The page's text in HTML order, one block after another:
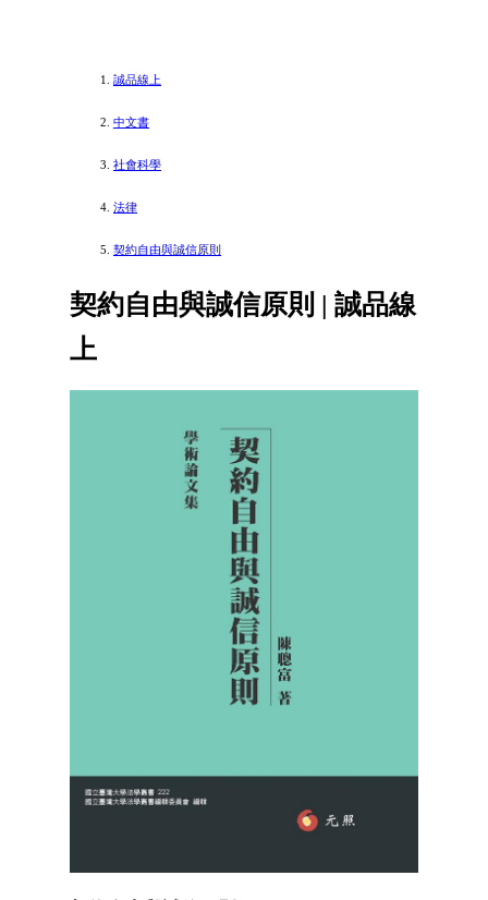
誠品線上
中文書
社會科學
法律
契約自由與誠信原則
契約自由與誠信原則 | 誠品線
上